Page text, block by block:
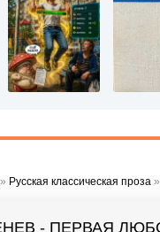
» Русская классическая проза
- ПЕРВАЯ